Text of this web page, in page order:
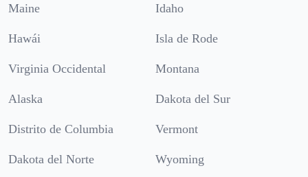
Maine Idaho
Hawái Isla de Rode
Virginia Occidental Montana
Alaska Dakota del Sur
Distrito de Columbia Vermont
Dakota del Norte Wyoming